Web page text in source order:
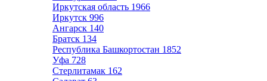
Иркутская область 1966
Иркутск 996
Ангарск 140
Братск 134
Республика Башкортостан 1852
Уфа 728
Стерлитамак 162